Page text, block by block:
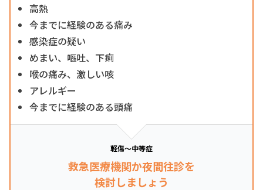
高熱
今までに経験のある痛み
感染症の疑い
めまい、嘔吐、下痢
喉の痛み、激しい咳
アレルギー
今までに経験のある頭痛
軽傷～中等症
救急医療機関か夜間往診を
検討しましょう